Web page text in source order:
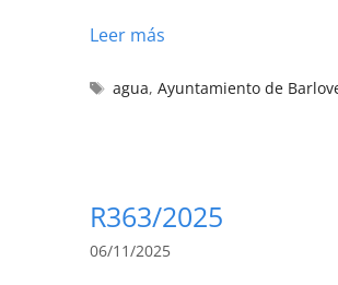
Leer más
agua,Ayuntamiento de
R363/2025
06/11/2025